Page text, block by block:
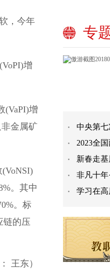
，今年
增
增
金属矿
。其中
。标
链的压
王东）
专
中央第
2023全
新春走
非凡十年
学习在高